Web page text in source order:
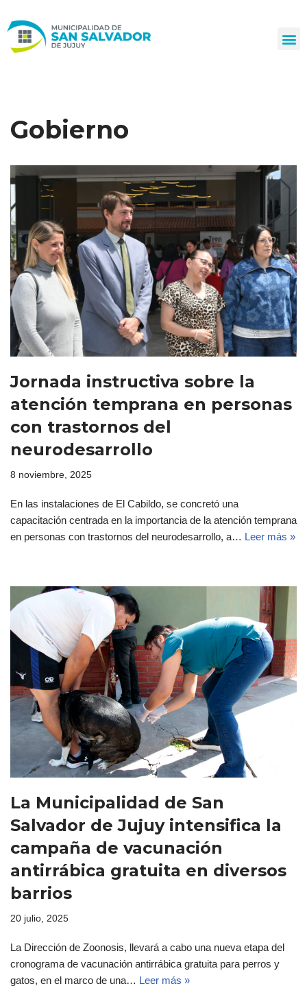
al
Gobierno
Jornada instructiva sobre la
atención temprana en personas
con trastornos del
neurodesarrollo
8 noviembre, 2025
En las instalaciones de El Cabildo, se concretó una
capacitación centrada en la importancia de la atención temprana
en personas con trastornos del neurodesarrollo, a… Leer más »
La Municipalidad de San
Salvador de Jujuy intensifica la
campaña de vacunación
antirrábica gratuita en diversos
barrios
20 julio, 2025
La Dirección de Zoonosis, llevará a cabo una nueva etapa del
cronograma de vacunación antirrábica gratuita para perros y
gatos, en el marco de una… Leer más »